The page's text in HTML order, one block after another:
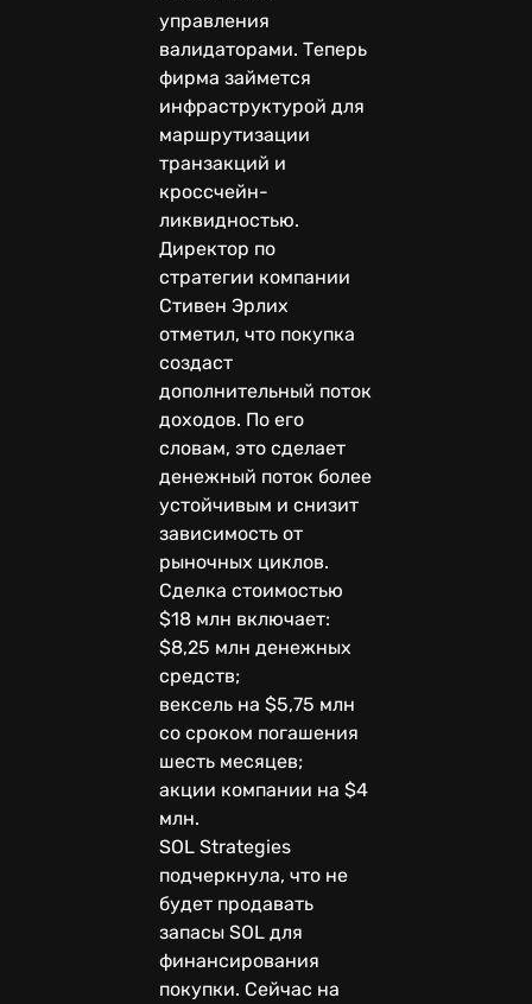
управления
валидаторами. Теперь
фирма займется
инфраструктурой для
маршрутизации
транзакций и
кроссчейн-
ликвидностью.
Директор по
стратегии компании
Стивен Эрлих
отметил, что покупка
создаст
дополнительный поток
доходов. По его
словам, это сделает
денежный поток более
устойчивым и снизит
зависимость от
рыночных циклов.
Сделка стоимостью
$18 млн включает:
$8,25 млн денежных
средств;
вексель на $5,75 млн
со сроком погашения
шесть месяцев;
акции компании на $4
млн.
SOL Strategies
подчеркнула, что не
будет продавать
запасы SOL для
финансирования
покупки. Сейчас на